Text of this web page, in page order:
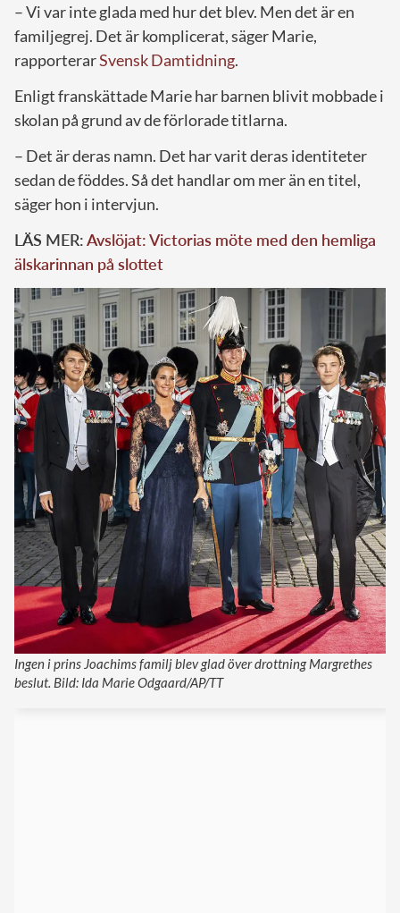
– Vi var inte glada med hur det blev. Men det är en
familjegrej. Det är komplicerat, säger Marie,
rapporterarSvensk Damtidning.
Enligt franskättade Marie har barnen blivit mobbade i
skolan på grund av de förlorade titlarna.
– Det är deras namn. Det har varit deras identiteter
sedan de föddes. Så det handlar om mer än en titel,
säger hon i intervjun.
LÄS MER:Avslöjat: Victorias möte med den hemliga
älskarinnan på slottet
Ingen i prins Joachims familj blev glad över drottning Margrethes
beslut. Bild: Ida Marie Odgaard/AP/TT